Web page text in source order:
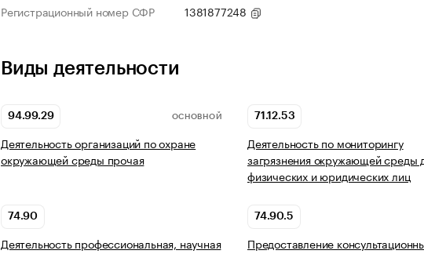
Регистрационный номер СФР 1381877248
Виды деятельности
94.99.29 ОСНОВНОЙ
Деятельность организаций по охране
окружающей среды прочая
71.12.53
Деятельность по мониторингу
загрязнения окружающей среды
физических и юридических лиц
74.90
Деятельность профессиональная, научная
74.90.5
Предоставление